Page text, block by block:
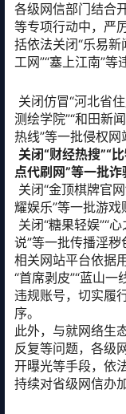
各级网信部门结合
等专项行动中，严
括依法关闭“乐易新
工网”“塞上江南”
关闭仿冒“河北省
测绘学院”“和田新
热线”等一批侵权网
关闭“财经热搜”“
点代刷网”等一批诈
关闭“金顶棋牌官
耀娱乐”等一批游戏
关闭“糖果轻娱”“
说”等一批传播淫秽
相关网站平台依据
“首席剥皮”“蓝山一
违规账号，切实履
序。
此外，与就网络生
反复等问题，各级
开曝光等手段，依
持续对省级网信办